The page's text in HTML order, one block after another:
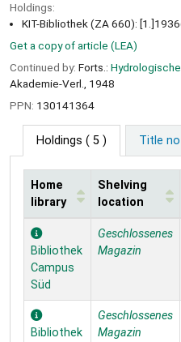
Holdings:
KIT-Bibliothek (ZA 660):
Get a copy of article (LEA)
Continued by: Forts.:
Akademie-Verl., 1948
PPN: 130141364
Holdings ( 5 ) Title
Holdings
Home
library
Shelving
location
Bibliothek
Campus
Süd
Geschlossenes
Magazin
Bibliothek
Geschlossenes
Magazin